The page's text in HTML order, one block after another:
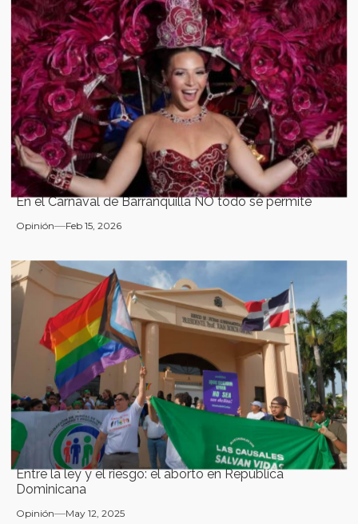
En el Carnaval de Barranquilla NO todo se permite
Opinión Feb 15, 2026
Entre la ley y el riesgo: el aborto en República
Dominicana
Opinión May 12, 2025